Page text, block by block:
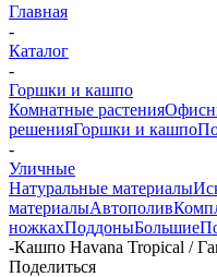
Главная
-
Каталог
-
Горшки и кашпо
Комнатные растения
решенияГоршки и кашпо
-
Уличные
Натуральные материалы
материалыАвтополив
ножкахПоддоныБольшие
-Кашпо Havana Tropical /
Поделиться